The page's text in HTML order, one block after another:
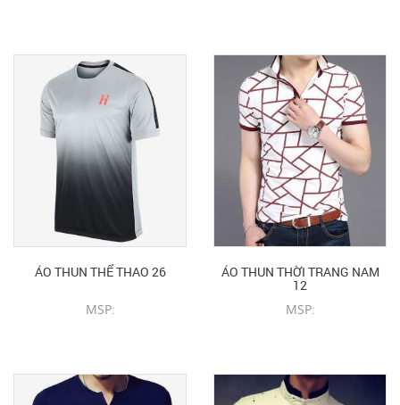
ÁO THUN THỂ THAO 26
MSP:
ÁO THUN THỜI TRANG NAM
12
MSP: